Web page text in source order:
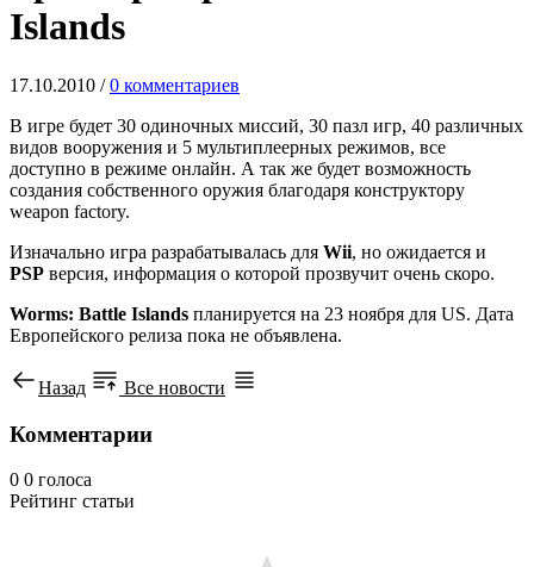
Islands
17.10.2010 /0 комментариев
В игре будет 30 одиночных миссий, 30 пазл игр, 40 различных
видов вооружения и 5 мультиплеерных режимов, все
доступно в режиме онлайн. А так же будет возможность
создания собственного оружия благодаря конструктору
weapon factory.
Изначально игра разрабатывалась для Wii, но ожидается и
PSP версия, информация о которой прозвучит очень скоро.
Worms: Battle Islands планируется на 23 ноября для US. Дата
Европейского релиза пока не объявлена.
Назад Все новости
Комментарии
0 0 голоса
Рейтинг статьи